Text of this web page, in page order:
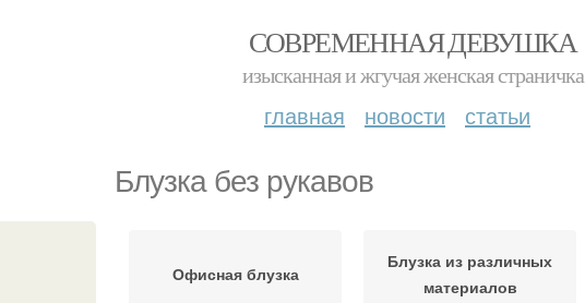
СОВРЕМЕННАЯ ДЕВУШКА
изысканная и жгучая женская страничка
главная новости статьи
Блузка без рукавов
Офисная блузка
Блузка из различных
материалов